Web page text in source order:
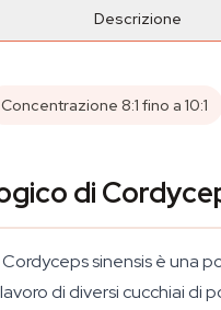
Descrizione
Concentrazione 8:1 fino a 10:1
di
sinensis è una
di diversi cucchiai di